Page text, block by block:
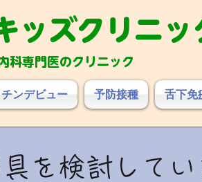
ッズクリニッ
科専門医のクリニック
チンデビュー 予防接種 舌下免
を検討してい